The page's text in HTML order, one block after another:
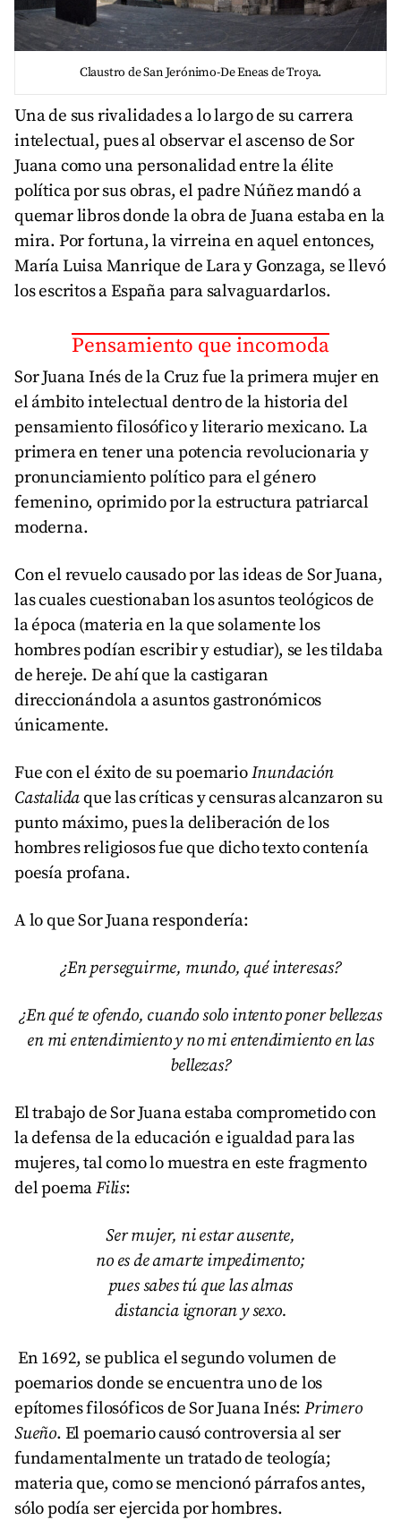
Claustro de San Jerónimo-De Eneas de Troya.
Una de sus rivalidades a lo largo de su carrera
intelectual, pues al observar el ascenso de Sor
Juana como una personalidad entre la élite
política por sus obras, el padre Núñez mandó a
quemar libros donde la obra de Juana estaba en la
mira. Por fortuna, la virreina en aquel entonces,
María Luisa Manrique de Lara y Gonzaga, se llevó
los escritos a España para salvaguardarlos.
Pensamiento que incomoda
Sor Juana Inés de la Cruz fue la primera mujer en
el ámbito intelectual dentro de la historia del
pensamiento filosófico y literario mexicano. La
primera en tener una potencia revolucionaria y
pronunciamiento político para el género
femenino, oprimido por la estructura patriarcal
moderna.
Con el revuelo causado por las ideas de Sor Juana,
las cuales cuestionaban los asuntos teológicos de
la época (materia en la que solamente los
hombres podían escribir y estudiar), se les tildaba
de hereje. De ahí que la castigaran
direccionándola a asuntos gastronómicos
únicamente.
Fue con el éxito de su poemarioInundación
Castalidaque las críticas y censuras alcanzaron su
punto máximo, pues la deliberación de los
hombres religiosos fue que dicho texto contenía
poesía profana.
A lo que Sor Juana respondería:
¿En perseguirme, mundo, qué interesas?
¿En qué te ofendo, cuando solo intento poner bellezas
en mi entendimiento y no mi entendimiento en las
bellezas?
El trabajo de Sor Juana estaba comprometido con
la defensa de la educación e igualdad para las
mujeres, tal como lo muestra en este fragmento
del poemaFilis:
Ser mujer, ni estar ausente,
no es de amarte impedimento;
pues sabes tú que las almas
distancia ignoran y sexo.
En 1692, se publica el segundo volumen de
poemarios donde se encuentra uno de los
epítomes filosóficos de Sor Juana Inés: Primero
Sueño. El poemario causó controversia al ser
fundamentalmente un tratado de teología;
materia que, como se mencionó párrafos antes,
sólo podía ser ejercida por hombres.